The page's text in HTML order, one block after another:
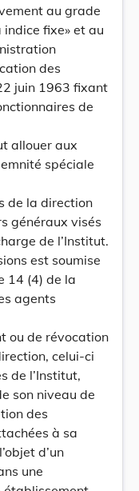
au grade
indice fixe» et au
des
juin 1963 fixant
de
allouer aux
spéciale
de la direction
généraux visés
de l’Institut.
est soumise
14 (4) de la
agents
ou de révocation
celui-ci
de l’Institut,
son niveau de
des
à sa
d’un
une